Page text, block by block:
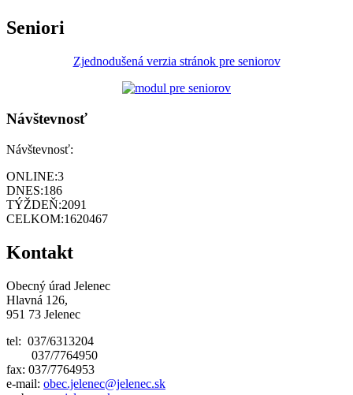
Seniori
Zjednodušená verzia stránok pre seniorov
Návštevnosť
Návštevnosť:
ONLINE:3
DNES:186
TÝŽDEŇ:2091
CELKOM:1620467
Kontakt
Obecný úrad Jelenec
Hlavná 126,
951 73 Jelenec
tel: 037/6313204
037/7764950
fax: 037/7764953
e-mail: obec.jelenec@jelenec.sk